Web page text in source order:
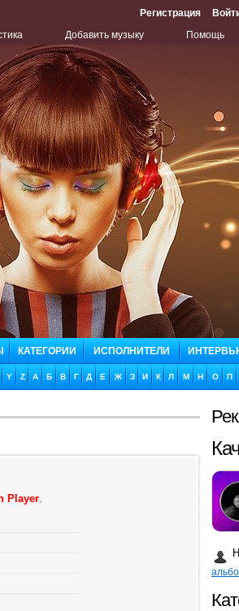
Регистрация
Добавить музыку Помощь
КАТЕГОРИИ ИСПОЛНИТЕЛИ
Y Z А Б В Г Д Е Ж З И К Л М Н О П
Player.